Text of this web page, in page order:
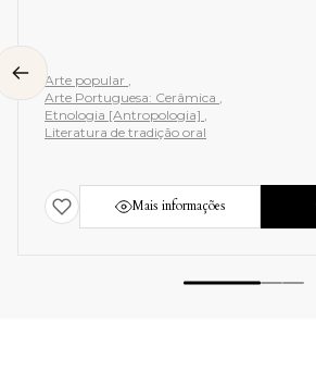
Arte popular
Arte Portuguesa: Cerâmica
Etnologia [Antropologia]
Literatura de tradição oral
Mais informações